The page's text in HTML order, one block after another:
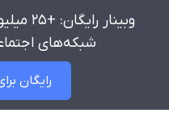
شبکه‌های
رایگان برای 100 نفر